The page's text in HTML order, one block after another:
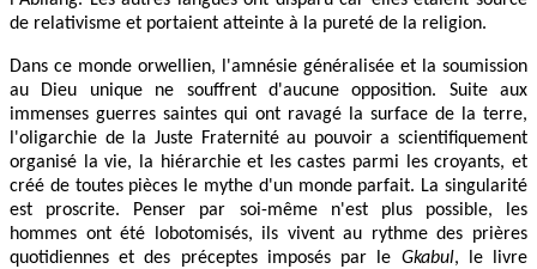
de relativisme et portaient atteinte à la pureté de la religion.
Dans ce monde orwellien, l'amnésie généralisée et la soumission
au Dieu unique ne souffrent d'aucune opposition. Suite aux
immenses guerres saintes qui ont ravagé la surface de la terre,
l'oligarchie de la Juste Fraternité au pouvoir a scientifiquement
organisé la vie, la hiérarchie et les castes parmi les croyants, et
créé de toutes pièces le mythe d'un monde parfait. La singularité
est proscrite. Penser par soi-même n'est plus possible, les
hommes ont été lobotomisés, ils vivent au rythme des prières
quotidiennes et des préceptes imposés par le Gkabul, le livre